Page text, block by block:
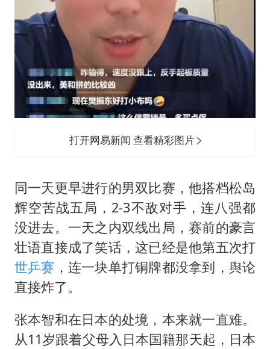
打开网易新闻 查看精彩图片
同一天更早进行的男双比赛，他搭档松岛
辉空苦战五局，2-3不敌对手，连八强都
没进去。一天之内双线出局，赛前的豪言
壮语直接成了笑话，这已经是他第五次打
世乒赛 ，连一块单打铜牌都没拿到，舆论
直接炸了。
张本智和在日本的处境，本来就一直难。
从11岁跟着父母入日本国籍那天起，日本